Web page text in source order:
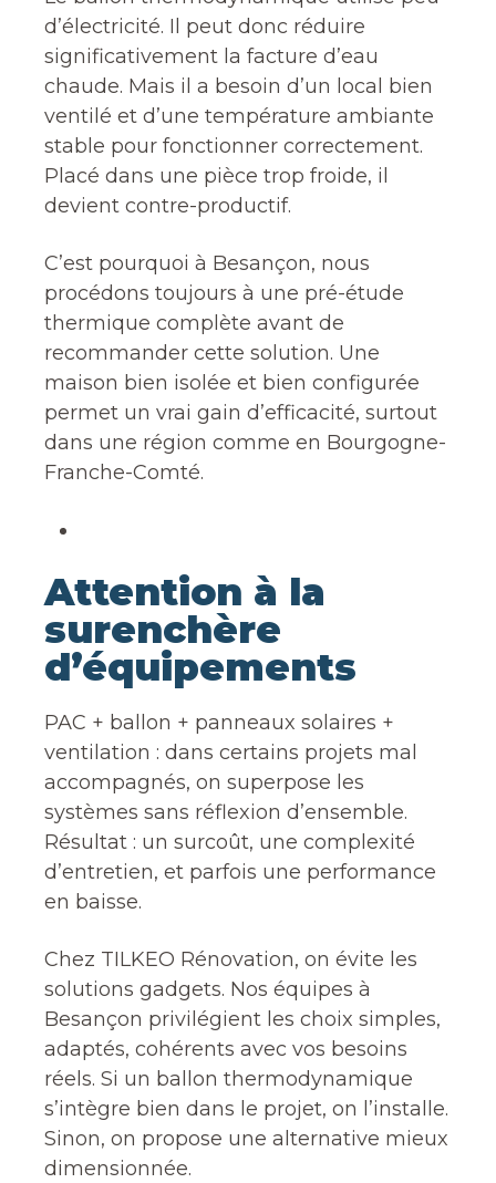
d’électricité. Il peut donc réduire
significativement la facture d’eau
chaude. Mais il a besoin d’un local bien
ventilé et d’une température ambiante
stable pour fonctionner correctement.
Placé dans une pièce trop froide, il
devient contre-productif.
C’est pourquoi à Besançon, nous
procédons toujours à une pré-étude
thermique complète avant de
recommander cette solution. Une
maison bien isolée et bien configurée
permet un vrai gain d’efficacité, surtout
dans une région comme en Bourgogne-
Franche-Comté.
Attention à la
surenchère
d’équipements
PAC + ballon + panneaux solaires +
ventilation : dans certains projets mal
accompagnés, on superpose les
systèmes sans réflexion d’ensemble.
Résultat : un surcoût, une complexité
d’entretien, et parfois une performance
en baisse.
Chez TILKEO Rénovation, on évite les
solutions gadgets. Nos équipes à
Besançon privilégient les choix simples,
adaptés, cohérents avec vos besoins
réels. Si un ballon thermodynamique
s’intègre bien dans le projet, on l’installe.
Sinon, on propose une alternative mieux
dimensionnée.